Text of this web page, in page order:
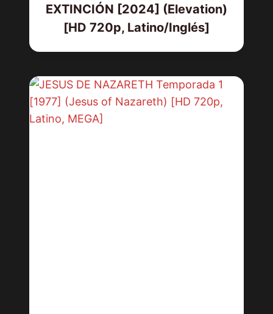
EXTINCIÓN [2024] (Elevation)
[HD 720p, Latino/Inglés]